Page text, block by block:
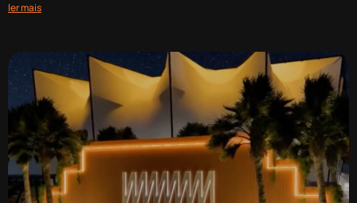
ler mais